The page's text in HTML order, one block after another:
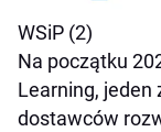
WSiP (2)
Na początku
Learning, jeden
dostawców